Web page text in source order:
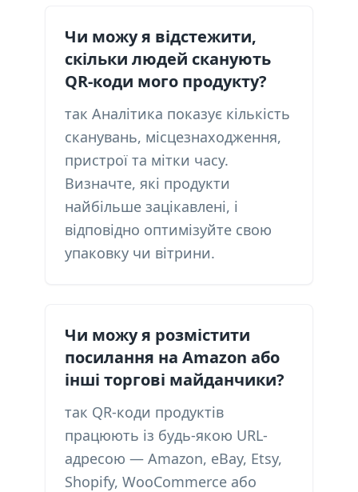
Чи можу я відстежити,
скільки людей сканують
QR-коди мого продукту?
так Аналітика показує кількість
сканувань, місцезнаходження,
пристрої та мітки часу.
Визначте, які продукти
найбільше зацікавлені, і
відповідно оптимізуйте свою
упаковку чи вітрини.
Чи можу я розмістити
посилання на Amazon або
інші торгові майданчики?
так QR-коди продуктів
працюють із будь-якою URL-
адресою — Amazon, eBay, Etsy,
Shopify, WooCommerce або